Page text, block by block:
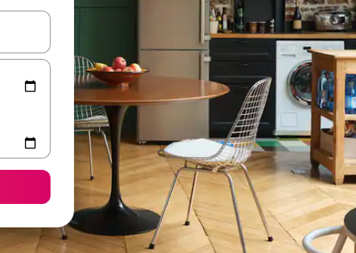
med upp- och nedåtpilarna eller utforska genom att trycka eller svepa.